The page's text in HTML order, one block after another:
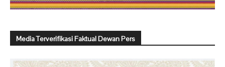
Media Terverifikasi Faktual Dewan Pers